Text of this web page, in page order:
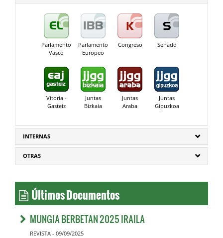
Parlamento
Vasco
Parlamento
Europeo
Congreso Senado
Vitoria -
Gasteiz
Juntas
Bizkaia
Juntas
Araba
Juntas
Gipuzkoa
INTERNAS
OTRAS
Últimos Documentos
MUNGIA BERBETAN 2025 IRAILA
REVISTA - 09/09/2025